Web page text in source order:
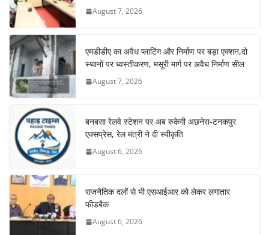
August 7, 2026
एमडीडीए का अवैध प्लाटिंग और निर्माण पर बड़ा एक्शन,दो
स्थानों पर ध्वस्तीकरण, मसूरी मार्ग पर अवैध निर्माण सील
August 7, 2026
बनबसा रेलवे स्टेशन पर अब रुकेगी अछनेरा-टनकपुर
एक्सप्रेस, रेल मंत्री ने दी स्वीकृति
August 6, 2026
राजनैतिक दलों से भी एसआईआर को लेकर लगातार
फीडबैक
August 6, 2026